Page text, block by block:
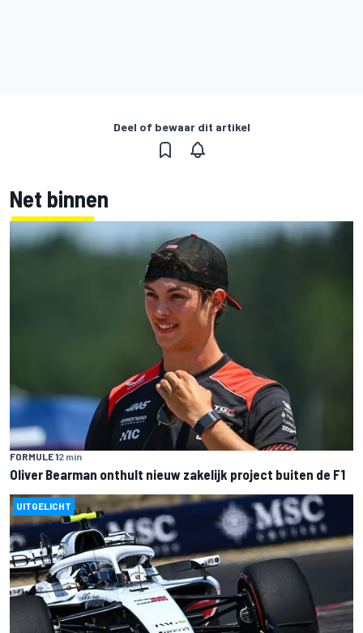
Deel of bewaar dit artikel
Net binnen
FORMULE 12 min
Oliver Bearman onthult nieuw zakelijk project buiten de F1
UITGELICHT